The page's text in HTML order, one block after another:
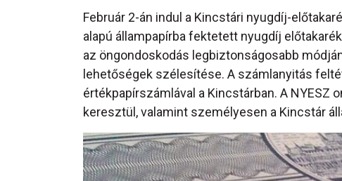
Február 2-án indul a Kincstári nyugdíj-
alapú állampapírba fektetett nyugdíj
az öngondoskodás legbiztonságosabb
lehetőségek szélesítése. A számlanyitás
értékpapírszámlával a Kincstárban. A
keresztül, valamint személyesen a Kincstár